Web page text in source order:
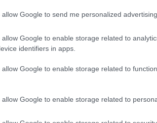
allow Google to send me personalized advertising.
allow Google to enable storage related to
identifiers in apps.
allow Google to enable storage related to
allow Google to enable storage related to